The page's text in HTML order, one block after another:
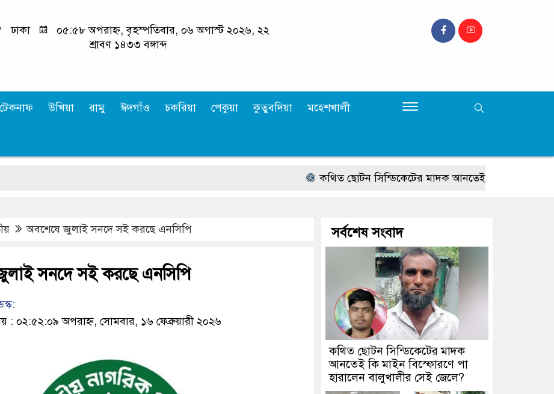
ঢাকা
০৫:৫৮ অপরাহ্ন, বৃহস্পতিবার, ০৬ অগাস্ট ২০২৬, ২২
শ্রাবণ ১৪৩৩ বঙ্গাব্দ
টেকনাফ উখিয়া রামু ঈদগাঁও চকরিয়া পেকুয়া কুতুবদিয়া মহেশখালী
কথিত ছোটন সিন্ডিকেটের মাদক আনতেই কি মাইন বিস্ফোরণে
অবশেষে জুলাই সনদে সই করছে এনসিপি
সনদে সই করছে এনসিপি
০২:৫২:০৯ অপরাহ্ন, সোমবার, ১৬ ফেব্রুয়ারী ২০২৬
সর্বশেষ সংবাদ
কথিত ছোটন সিন্ডিকেটের মাদক
আনতেই কি মাইন বিস্ফোরণে পা
হারালেন বালুখালীর সেই জেলে?